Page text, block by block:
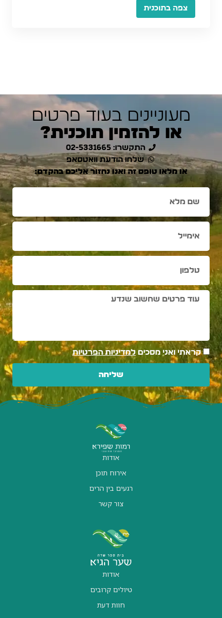
צפה בתוכנית
מעוניינים בעוד פרטים
או להזמין תוכנית?
התקשרו: 02-5331665
שלחו הודעת וואטסאפ
או מלאו טופס זה ואנו נחזור אליכם בהקדם:
קראתי ואני מסכים למדיניות הפרטיות
שליחה
אודות
אירוח תוכן
רגעים בין הרים
צור קשר
אודות
טיולים קרובים
חוות דעת